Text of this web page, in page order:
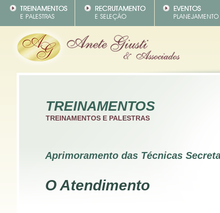
TREINAMENTOS
TREINAMENTOS E PALESTRAS
Aprimoramento das Técnicas
O Atendimento